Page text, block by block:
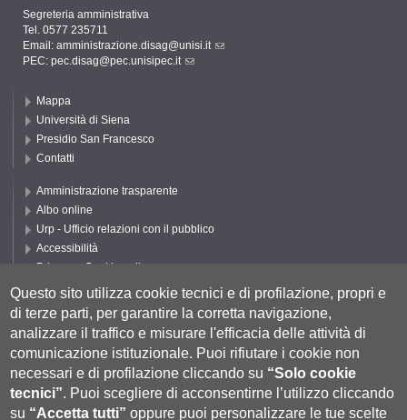
Segreteria amministrativa
Tel. 0577 235711
Email: amministrazione.disag@unisi.it
PEC: pec.disag@pec.unisipec.it
Mappa
Università di Siena
Presidio San Francesco
Contatti
Amministrazione trasparente
Albo online
Urp - Ufficio relazioni con il pubblico
Accessibilità
Privacy e Cookie policy
Cookie settings
Segui UNISI
Questo sito utilizza cookie tecnici e di profilazione, propri e
di terze parti, per garantire la corretta navigazione,
analizzare il traffico e misurare l'efficacia delle attività di
comunicazione istituzionale. Puoi rifiutare i cookie non
necessari e di profilazione cliccando su “Solo cookie
tecnici”. Puoi scegliere di acconsentirne l’utilizzo cliccando
su “Accetta tutti” oppure puoi personalizzare le tue scelte